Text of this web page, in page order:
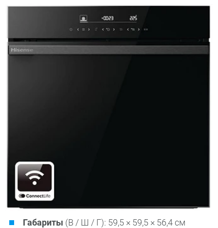
Габариты (В / Ш / Г): 59,5 × 59,5 × 56,4 см